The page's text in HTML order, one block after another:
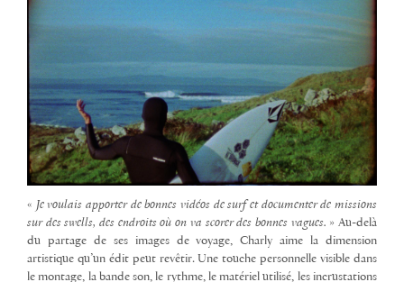
« Je voulais apporter de bonnes vidéos de surf et documenter de missions
sur des swells, des endroits où on va scorer des bonnes vagues. » Au-delà
du partage de ses images de voyage, Charly aime la dimension
artistique qu’un édit peut revêtir. Une touche personnelle visible dans
le montage, la bande son, le rythme, le matériel utilisé, les incrustations